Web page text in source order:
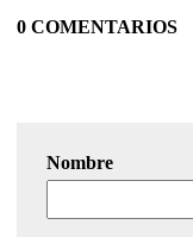
0 COMENTARIOS
Nombre